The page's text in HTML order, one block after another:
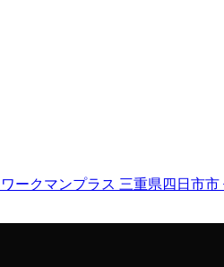
ワークマンプラス 三重県四日市市